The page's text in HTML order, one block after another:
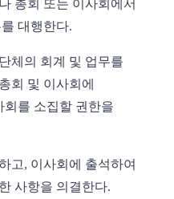
총회 또는 이사회에서
대행한다.
체의 회계 및 업무를
회 및 이사회에
회를 소집할 권한을
고, 이사회에 출석하여
사항을 의결한다.